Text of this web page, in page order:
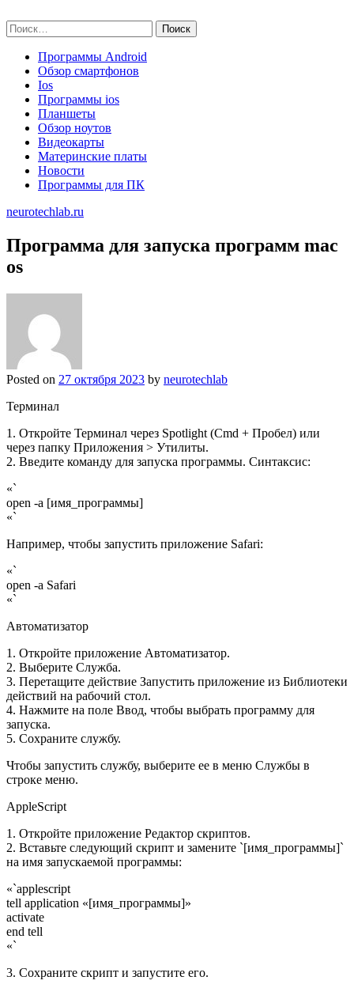
to
content
Найти:
Программы Android
Обзор смартфонов
Ios
Программы ios
Планшеты
Обзор ноутов
Видеокарты
Материнские платы
Новости
Программы для ПК
neurotechlab.ru
Программа для запуска программ mac
os
Posted on 27 октября 2023 by neurotechlab
Терминал
1. Откройте Терминал через Spotlight (Cmd + Пробел) или
через папку Приложения > Утилиты.
2. Введите команду для запуска программы. Синтаксис:
«`
open -a [имя_программы]
«`
Например, чтобы запустить приложение Safari:
«`
open -a Safari
«`
Автоматизатор
1. Откройте приложение Автоматизатор.
2. Выберите Служба.
3. Перетащите действие Запустить приложение из Библиотеки
действий на рабочий стол.
4. Нажмите на поле Ввод, чтобы выбрать программу для
запуска.
5. Сохраните службу.
Чтобы запустить службу, выберите ее в меню Службы в
строке меню.
AppleScript
1. Откройте приложение Редактор скриптов.
2. Вставьте следующий скрипт и замените `[имя_программы]`
на имя запускаемой программы:
«`applescript
tell application «[имя_программы]»
activate
end tell
«`
3. Сохраните скрипт и запустите его.